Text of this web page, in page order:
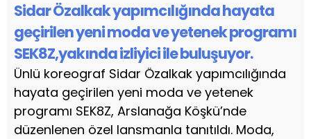
Sidar Özalkak yapımcılığında hayata
geçirilen yeni moda ve yetenek programı
SEK8Z,yakında izliyici ile buluşuyor.
Ünlü koreograf Sidar Özalkak yapımcılığında
hayata geçirilen yeni moda ve yetenek
programı SEK8Z, Arslanağa Köşkü’nde
düzenlenen özel lansmanla tanıtıldı. Moda,